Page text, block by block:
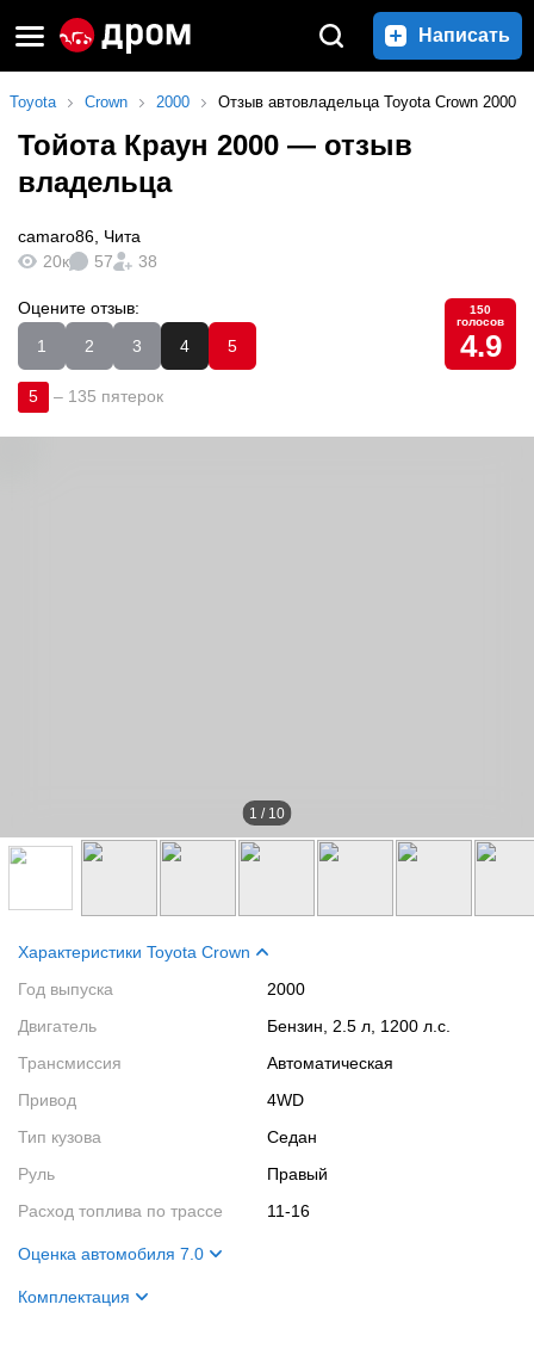
Написать
Toyota Crown 2000 Отзыв автовладельца Toyota Crown 2000
Тойота Краун 2000 — отзыв
владельца
camaro86 Чита
20к
57 38
Оцените отзыв:
1
2 3 4 5
150
голосов
4.9
5 – 135 пятерок
1 / 10
Характеристики Toyota Crown
Год выпуска
2000
Двигатель
Бензин, 2.5 л, 1200 л.с.
Трансмиссия
Автоматическая
Привод
4WD
Тип кузова
Седан
Руль
Правый
Расход топлива по трассе
11-16
Оценка автомобиля 7.0
Внешний вид
Комплектация